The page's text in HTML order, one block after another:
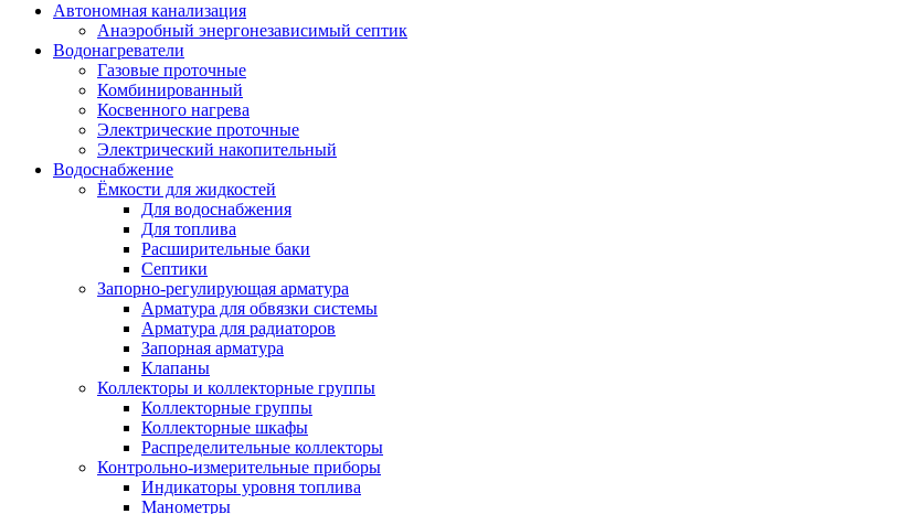
Автономная канализация
Анаэробный энергонезависимый септик
Водонагреватели
Газовые проточные
Комбинированный
Косвенного нагрева
Электрические проточные
Электрический накопительный
Водоснабжение
Ёмкости для жидкостей
Для водоснабжения
Для топлива
Расширительные баки
Септики
Запорно-регулирующая арматура
Арматура для обвязки системы
Арматура для радиаторов
Запорная арматура
Клапаны
Коллекторы и коллекторные группы
Коллекторные группы
Коллекторные шкафы
Распределительные коллекторы
Контрольно-измерительные приборы
Индикаторы уровня топлива
Манометры